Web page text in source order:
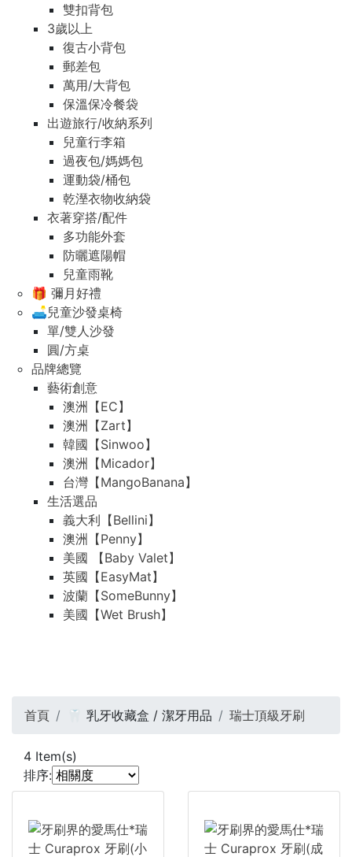
雙扣背包
3歲以上
復古小背包
郵差包
萬用/大背包
保溫保冷餐袋
出遊旅行/收納系列
兒童行李箱
過夜包/媽媽包
運動袋/桶包
乾溼衣物收納袋
衣著穿搭/配件
多功能外套
防曬遮陽帽
兒童雨靴
🎁 彌月好禮
🛋️兒童沙發桌椅
單/雙人沙發
圓/方桌
品牌總覽
藝術創意
澳洲【EC】
澳洲【Zart】
韓國【Sinwoo】
澳洲【Micador】
台灣【MangoBanana】
生活選品
義大利【Bellini】
澳洲【Penny】
美國 【Baby Valet】
英國【EasyMat】
波蘭【SomeBunny】
美國【Wet Brush】
首頁 🦷 乳牙收藏盒 / 潔牙用品 瑞士頂級牙刷
4 Item(s)
排序: